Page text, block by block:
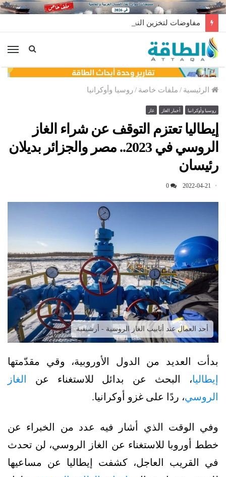
مفاوضات لتخزين النفط العراقي في الخارج
الرئيسية / ملفات خاصة /روسيا وأوكرانيا
روسيا وأوكرانيا أخبار الغاز غاز
إيطاليا تعتزم التوقف عن شراء الغاز
الروسي في 2023.. مصر والجزائر بديلان
رئيسان
2022-04-21
0
أحد العمال عند أنابيب الغاز الروسية - أرشيفية
بدأت العديد من الدول الأوروبية، وقي مقدّمتها
إيطاليا، البحث عن بدائل للاستغناء عن
الغاز
الروسي، ردًا على غزو أوكرانيا.
وفي الوقت الذي أشار فيه عدد من الخبراء عن
خطط أوروبا للاستغناء عن الغاز الروسي، لن تحدث
في القريب العاجل، كشفت إيطاليا عن مساعيها